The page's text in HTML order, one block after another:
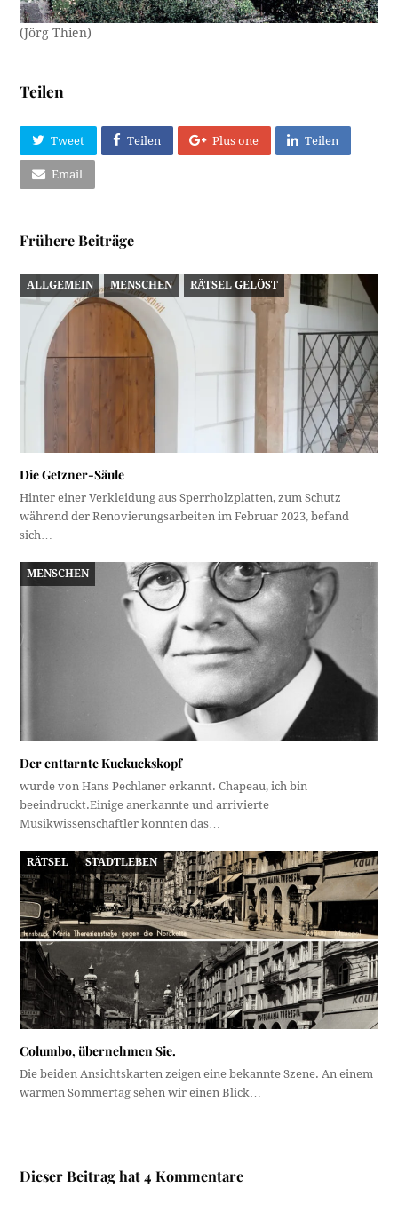
(Jörg Thien)
Teilen
Tweet Teilen Plus one Teilen
Email
Frühere Beiträge
ALLGEMEIN MENSCHEN RÄTSEL GELÖST
Die Getzner-Säule
Hinter einer Verkleidung aus Sperrholzplatten, zum Schutz
während der Renovierungsarbeiten im Februar 2023, befand
sich…
MENSCHEN
Der enttarnte Kuckuckskopf
wurde von Hans Pechlaner erkannt. Chapeau, ich bin
beeindruckt.Einige anerkannte und arrivierte
Musikwissenschaftler konnten das…
RÄTSEL STADTLEBEN
Columbo, übernehmen Sie.
Die beiden Ansichtskarten zeigen eine bekannte Szene. An einem
warmen Sommertag sehen wir einen Blick…
Dieser Beitrag hat 4 Kommentare